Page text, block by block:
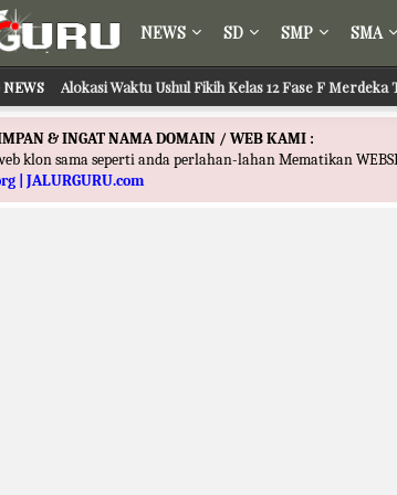
NEWS SD SMP SMA
Alokasi Waktu Ushul Fikih Kelas 12 Fase F
Alokasi Waktu Ilmu Tafsir Kelas 12 Fase F Merdeka
& INGAT NAMA DOMAIN / WEB KAMI :
klon sama seperti anda perlahan-lahan Mematikan
| JALURGURU.com